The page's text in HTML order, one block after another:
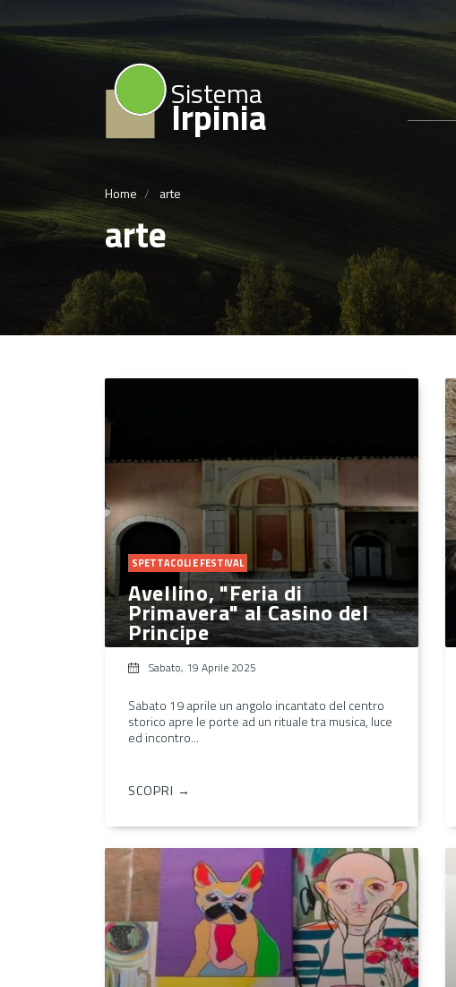
Sistema
Irpinia
Home arte
arte
SPETTACOLI E FESTIVAL
Avellino, "Feria di
Primavera" al Casino del
Principe
Sabato, 19 Aprile 2025
Sabato 19 aprile un angolo incantato del centro
storico apre le porte ad un rituale tra musica, luce
ed incontro...
SCOPRI →